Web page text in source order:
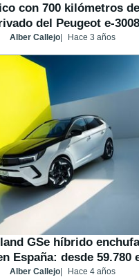
con 700 kilómetros
del Peugeot e-3008
Alber Callejo Hace 3 años
GSe híbrido
España: desde 59.780
Alber Callejo Hace 4 años